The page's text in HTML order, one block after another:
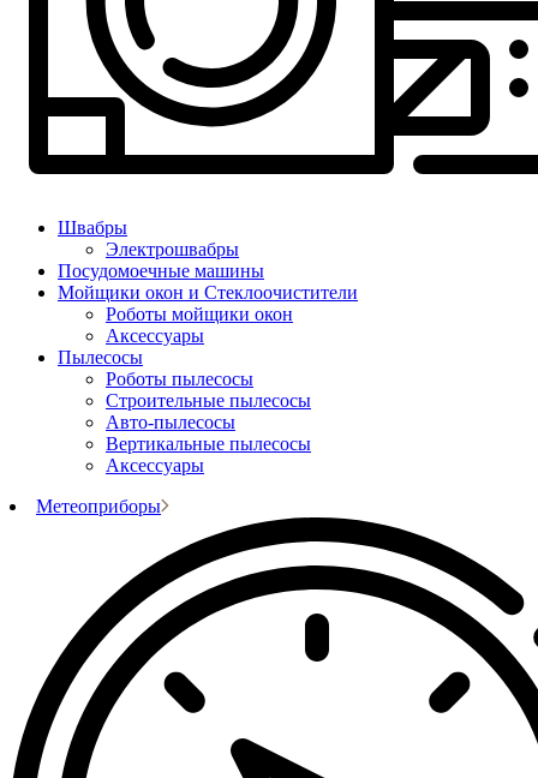
Швабры
Электрошвабры
Посудомоечные машины
Мойщики окон и Стеклоочистители
Роботы мойщики окон
Аксессуары
Пылесосы
Роботы пылесосы
Строительные пылесосы
Авто-пылесосы
Вертикальные пылесосы
Аксессуары
Метеоприборы